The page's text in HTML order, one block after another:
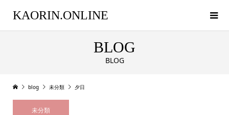
KAORIN.ONLINE
BLOG
BLOG
blog 未分類 夕日
未分類